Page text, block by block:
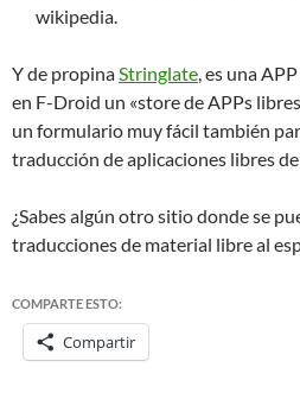
wikipedia.
Y de propinaStringlate, es una
en F-Droid un «store de APPs
un formulario muy fácil también
traducción de aplicaciones libres
¿Sabes algún otro sitio donde se
traducciones de material libre al
COMPARTE ESTO:
Compartir